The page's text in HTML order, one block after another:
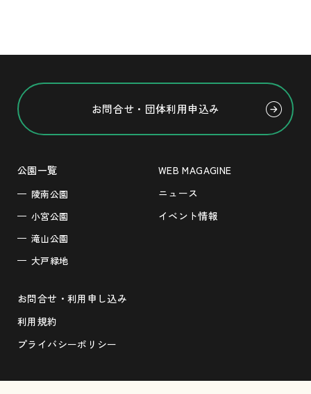
お問合せ・団体利用申込み
公園一覧
陵南公園
小宮公園
滝山公園
大戸緑地
WEB MAGAGINE
ニュース
イベント情報
お問合せ・利用申し込み
利用規約
プライバシーポリシー